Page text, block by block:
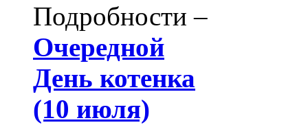
Подробности –
Очередной
День котенка
(10 июля)